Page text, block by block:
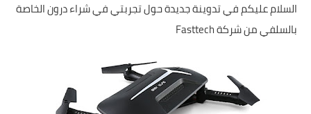
حماية
العاب
السلام عليكم في تدوينة جديدة حول تجربتي في شراء درون الخاصة
بالسلفي من شركة Fasttech